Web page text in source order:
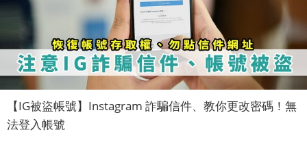
【IG被盜帳號】Instagram 詐騙信件、教你更改密碼！無
法登入帳號